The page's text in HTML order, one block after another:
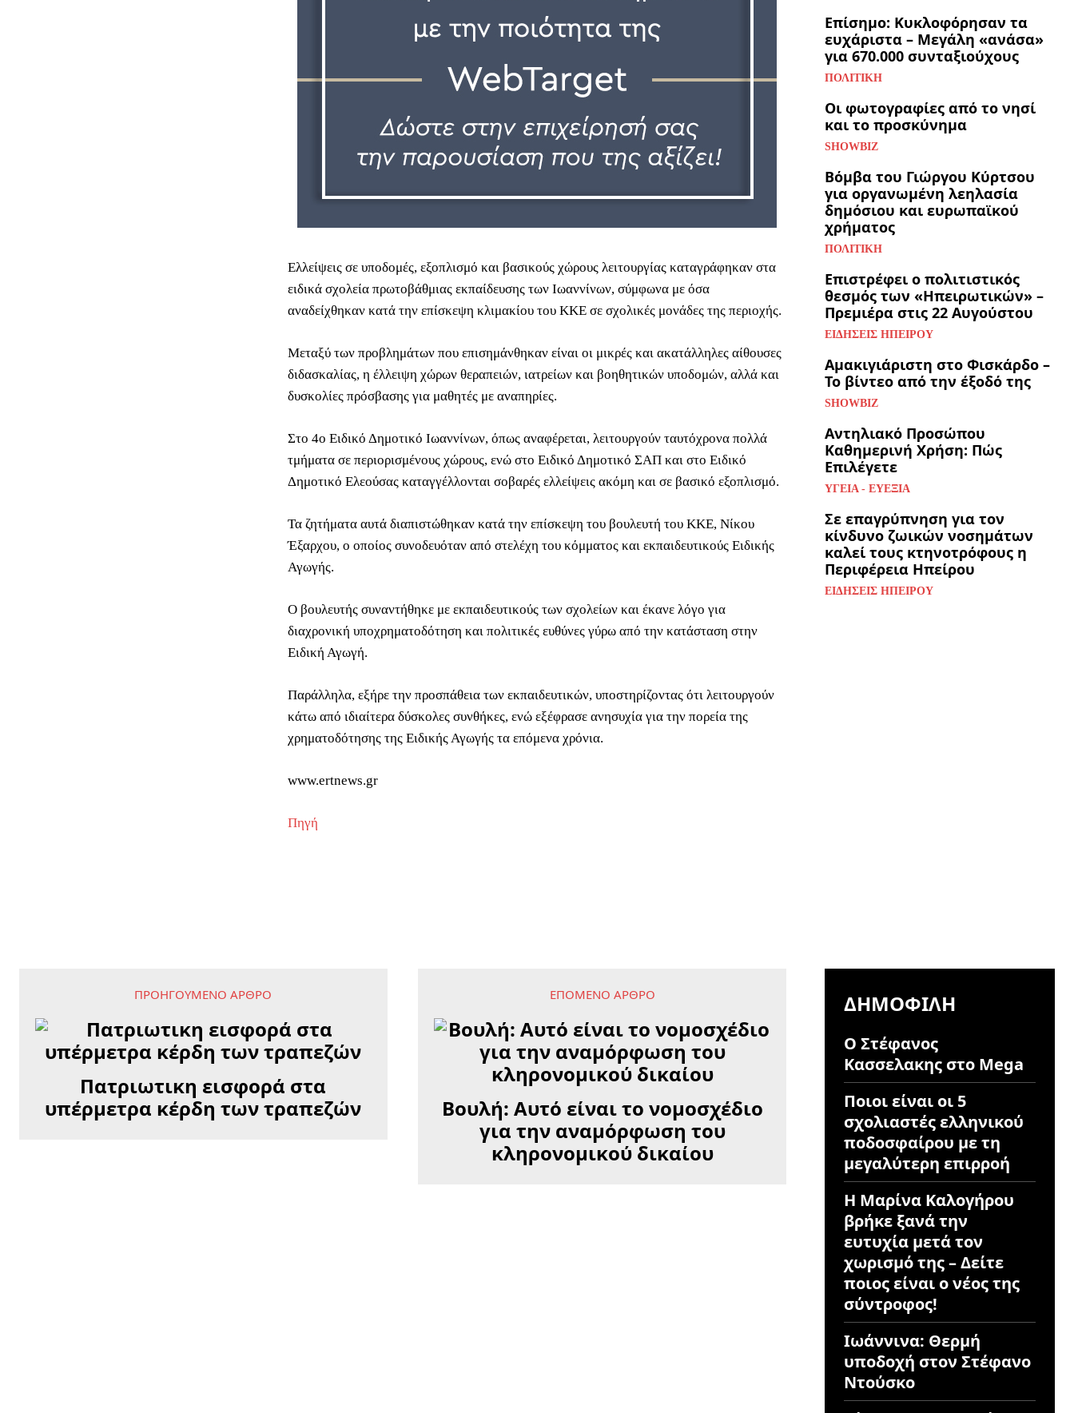
Ελλείψεις σε υποδομές, εξοπλισμό και βασικούς χώρους λειτουργίας καταγράφηκαν στα
ειδικά σχολεία πρωτοβάθμιας εκπαίδευσης των Ιωαννίνων, σύμφωνα με όσα
αναδείχθηκαν κατά την επίσκεψη κλιμακίου του ΚΚΕ σε σχολικές μονάδες της περιοχής.
Μεταξύ των προβλημάτων που επισημάνθηκαν είναι οι μικρές και ακατάλληλες αίθουσες
διδασκαλίας, η έλλειψη χώρων θεραπειών, ιατρείων και βοηθητικών υποδομών, αλλά και
δυσκολίες πρόσβασης για μαθητές με αναπηρίες.
Στο 4ο Ειδικό Δημοτικό Ιωαννίνων, όπως αναφέρεται, λειτουργούν ταυτόχρονα πολλά
τμήματα σε περιορισμένους χώρους, ενώ στο Ειδικό Δημοτικό ΣΑΠ και στο Ειδικό
Δημοτικό Ελεούσας καταγγέλλονται σοβαρές ελλείψεις ακόμη και σε βασικό εξοπλισμό.
Τα ζητήματα αυτά διαπιστώθηκαν κατά την επίσκεψη του βουλευτή του ΚΚΕ, Νίκου
Έξαρχου, ο οποίος συνοδευόταν από στελέχη του κόμματος και εκπαιδευτικούς Ειδικής
Αγωγής.
Ο βουλευτής συναντήθηκε με εκπαιδευτικούς των σχολείων και έκανε λόγο για
διαχρονική υποχρηματοδότηση και πολιτικές ευθύνες γύρω από την κατάσταση στην
Ειδική Αγωγή.
Παράλληλα, εξήρε την προσπάθεια των εκπαιδευτικών, υποστηρίζοντας ότι λειτουργούν
κάτω από ιδιαίτερα δύσκολες συνθήκες, ενώ εξέφρασε ανησυχία για την πορεία της
χρηματοδότησης της Ειδικής Αγωγής τα επόμενα χρόνια.
www.ertnews.gr
Πηγή
Επίσημο: Κυκλοφόρησαν τα
ευχάριστα – Μεγάλη «ανάσα»
για 670.000 συνταξιούχους
ΠΟΛΙΤΙΚΉ
Οι φωτογραφίες από το νησί
και το προσκύνημα
SHOWBIZ
Βόμβα του Γιώργου Κύρτσου
για οργανωμένη λεηλασία
δημόσιου και ευρωπαϊκού
χρήματος
ΠΟΛΙΤΙΚΉ
Επιστρέφει ο πολιτιστικός
θεσμός των «Ηπειρωτικών» –
Πρεμιέρα στις 22 Αυγούστου
ΕΙΔΉΣΕΙΣ ΗΠΕΊΡΟΥ
Αμακιγιάριστη στο Φισκάρδο –
Το βίντεο από την έξοδό της
SHOWBIZ
Αντηλιακό Προσώπου
Καθημερινή Χρήση: Πώς
Επιλέγετε
ΥΓΕΊΑ - ΕΥΕΞΊΑ
Σε επαγρύπνηση για τον
κίνδυνο ζωικών νοσημάτων
καλεί τους κτηνοτρόφους η
Περιφέρεια Ηπείρου
ΕΙΔΉΣΕΙΣ ΗΠΕΊΡΟΥ
ΠΡΟΗΓΟΎΜΕΝΟ ΆΡΘΡΟ
Πατριωτικη εισφορά στα
υπέρμετρα κέρδη των τραπεζών
ΕΠΌΜΕΝΟ ΆΡΘΡΟ
Βουλή: Αυτό είναι το νομοσχέδιο
για την αναμόρφωση του
κληρονομικού δικαίου
ΔΗΜΟΦΙΛΉ
Ο Στέφανος
Κασσελακης στο Mega
Ποιοι είναι οι 5
σχολιαστές ελληνικού
ποδοσφαίρου με τη
μεγαλύτερη επιρροή
Η Μαρίνα Καλογήρου
βρήκε ξανά την
ευτυχία μετά τον
χωρισμό της – Δείτε
ποιος είναι ο νέος της
σύντροφος!
Ιωάννινα: Θερμή
υποδοχή στον Στέφανο
Ντούσκο